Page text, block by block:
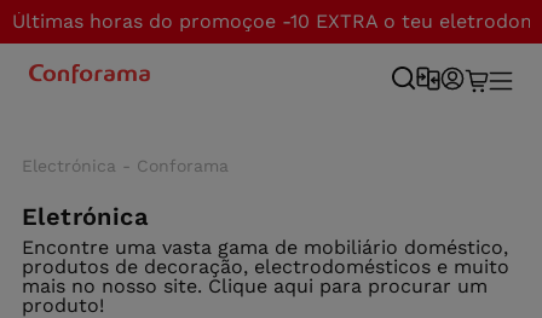
Últimas horas do promoçoe -10 EXTRA o teu
Electrónica - Conforama
Eletrónica
Encontre uma vasta gama de mobiliário doméstico,
produtos de decoração, electrodomésticos e muito
mais no nosso site. Clique aqui para procurar um
produto!